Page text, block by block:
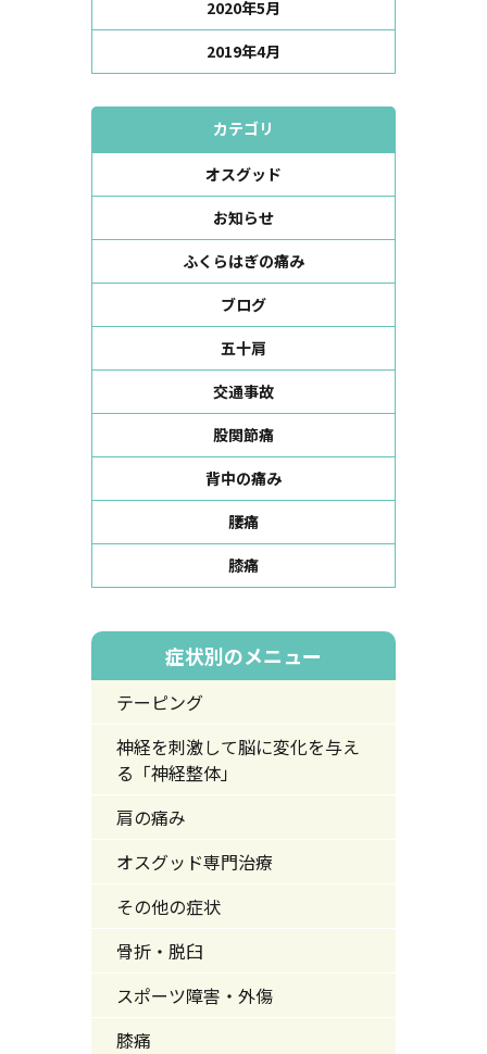
2020年5月
2019年4月
カテゴリ
オスグッド
お知らせ
ふくらはぎの痛み
ブログ
五十肩
交通事故
股関節痛
背中の痛み
腰痛
膝痛
症状別のメニュー
テーピング
神経を刺激して脳に変化を与え
る「神経整体」
肩の痛み
オスグッド専門治療
その他の症状
骨折・脱臼
スポーツ障害・外傷
膝痛